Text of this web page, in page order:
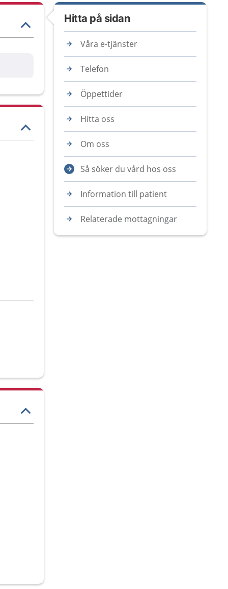
Hitta på sidan
Våra e-tjänster
Telefon
Öppettider
Hitta oss
Om oss
Så söker du vård hos oss
Information till patient
Relaterade mottagningar